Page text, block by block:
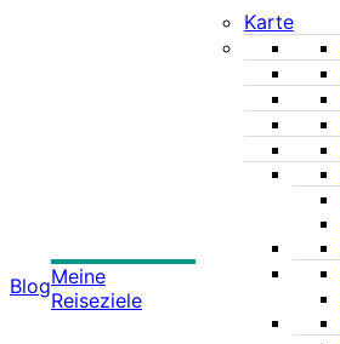
BlogMeine
Reiseziele
Karte